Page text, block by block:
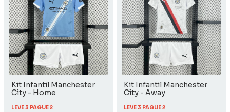
Kit Infantil Manchester
City - Home
LEVE 3 PAGUE 2
Kit Infantil Manchester
City - Away
LEVE 3 PAGUE 2